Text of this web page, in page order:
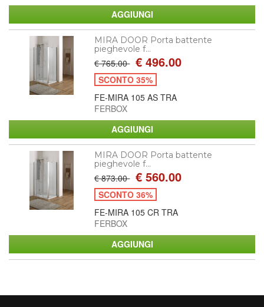
MIRA DOOR Porta battente
pieghevole f...
€ 765.00 € 496.00
SCONTO 35%
FE-MIRA 105 AS TRA
FERBOX
MIRA DOOR Porta battente
pieghevole f...
€ 873.00 € 560.00
SCONTO 36%
FE-MIRA 105 CR TRA
FERBOX